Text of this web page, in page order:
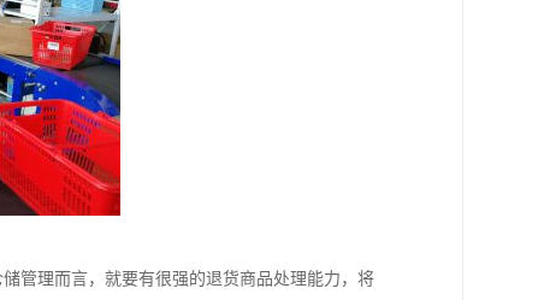
管理而言，就要有很强的退货商品处理能力，将